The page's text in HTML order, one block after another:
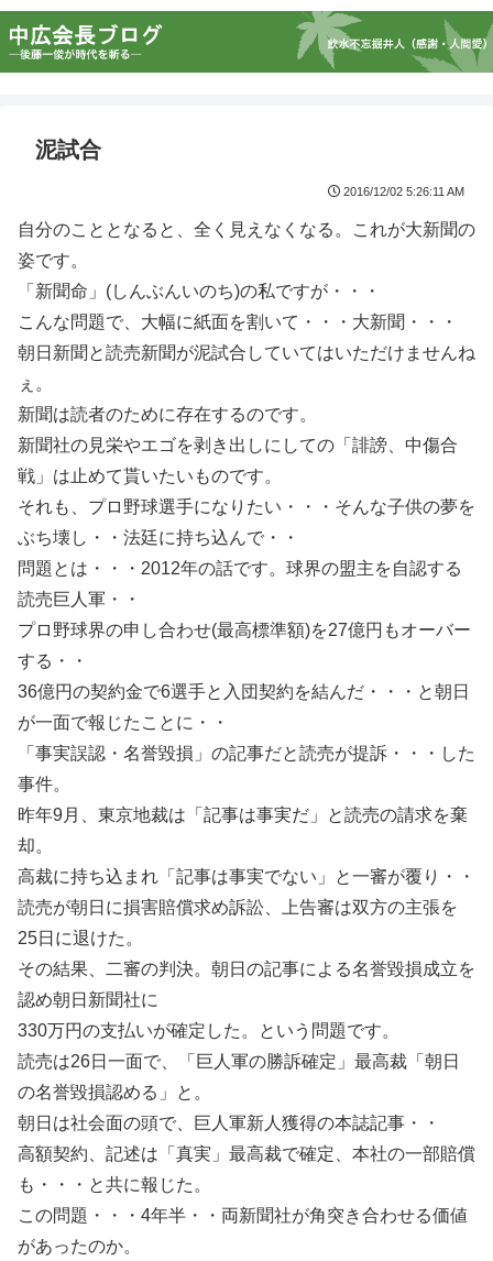
泥試合
2016/12/02 5:26:11 AM
自分のこととなると、全く見えなくなる。これが大新聞の
姿です。
「新聞命」(しんぶんいのち)の私ですが・・・
こんな問題で、大幅に紙面を割いて・・・大新聞・・・
朝日新聞と読売新聞が泥試合していてはいただけませんね
ぇ。
新聞は読者のために存在するのです。
新聞社の見栄やエゴを剥き出しにしての「誹謗、中傷合
戦」は止めて貰いたいものです。
それも、プロ野球選手になりたい・・・そんな子供の夢を
ぶち壊し・・法廷に持ち込んで・・
問題とは・・・2012年の話です。球界の盟主を自認する
読売巨人軍・・
プロ野球界の申し合わせ(最高標準額)を27億円もオーバー
する・・
36億円の契約金で6選手と入団契約を結んだ・・・と朝日
が一面で報じたことに・・
「事実誤認・名誉毀損」の記事だと読売が提訴・・・した
事件。
昨年9月、東京地裁は「記事は事実だ」と読売の請求を棄
却。
高裁に持ち込まれ「記事は事実でない」と一審が覆り・・
読売が朝日に損害賠償求め訴訟、上告審は双方の主張を
25日に退けた。
その結果、二審の判決。朝日の記事による名誉毀損成立を
認め朝日新聞社に
330万円の支払いが確定した。という問題です。
読売は26日一面で、「巨人軍の勝訴確定」最高裁「朝日
の名誉毀損認める」と。
朝日は社会面の頭で、巨人軍新人獲得の本誌記事・・
高額契約、記述は「真実」最高裁で確定、本社の一部賠償
も・・・と共に報じた。
この問題・・・4年半・・両新聞社が角突き合わせる価値
があったのか。